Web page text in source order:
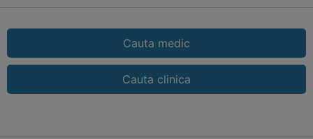
Cauta medic
Cauta clinica